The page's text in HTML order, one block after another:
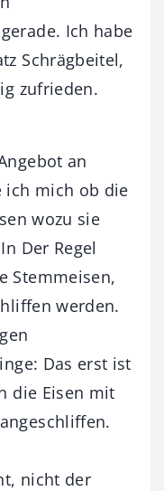
Ich habe
Schrägbeitel,
zufrieden.
an
ich mich ob die
wozu sie
Der Regel
Stemmeisen,
werden.
Das erst ist
die Eisen mit
nicht der